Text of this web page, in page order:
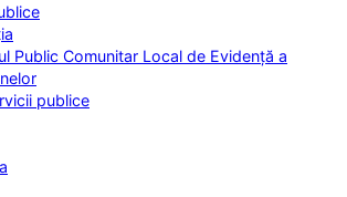
Public Comunitar Local de Evidență a
publice